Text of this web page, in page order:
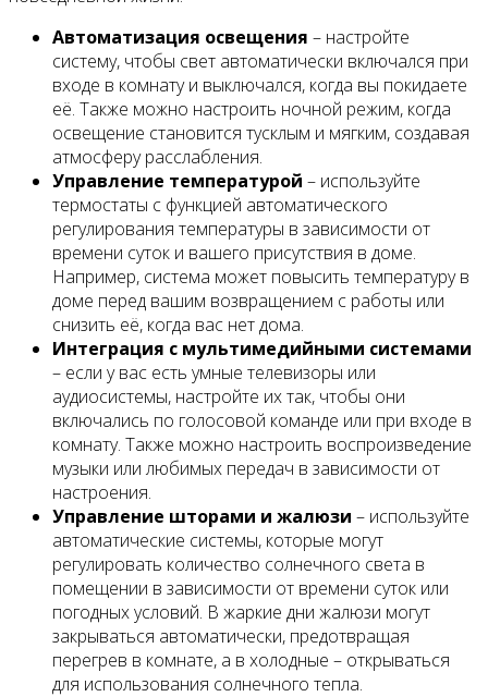
Автоматизация освещения – настройте
систему, чтобы свет автоматически включался при
входе в комнату и выключался, когда вы покидаете
её. Также можно настроить ночной режим, когда
освещение становится тусклым и мягким, создавая
атмосферу расслабления.
Управление температурой – используйте
термостаты с функцией автоматического
регулирования температуры в зависимости от
времени суток и вашего присутствия в доме.
Например, система может повысить температуру в
доме перед вашим возвращением с работы или
снизить её, когда вас нет дома.
Интеграция с мультимедийными системами
– если у вас есть умные телевизоры или
аудиосистемы, настройте их так, чтобы они
включались по голосовой команде или при входе в
комнату. Также можно настроить воспроизведение
музыки или любимых передач в зависимости от
настроения.
Управление шторами и жалюзи – используйте
автоматические системы, которые могут
регулировать количество солнечного света в
помещении в зависимости от времени суток или
погодных условий. В жаркие дни жалюзи могут
закрываться автоматически, предотвращая
перегрев в комнате, а в холодные – открываться
для использования солнечного тепла.